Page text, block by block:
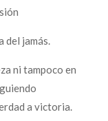
del jamás.
ni tampoco en
a victoria.